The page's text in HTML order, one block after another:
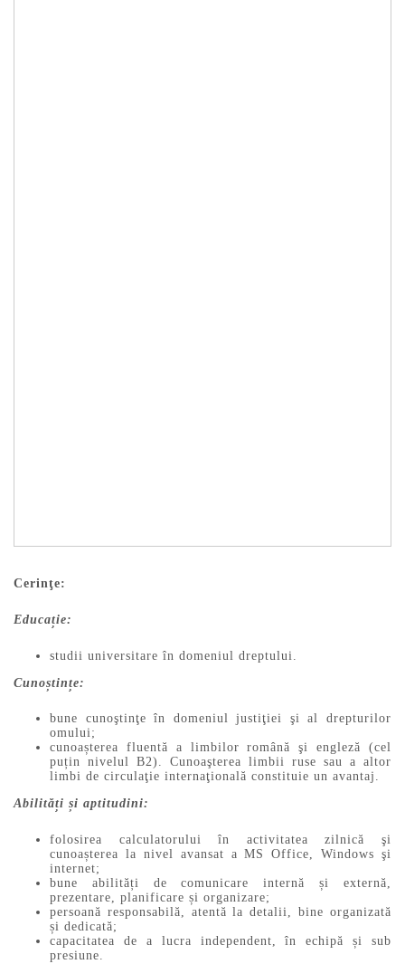
Cerinţe:
Educație:
studii universitare în domeniul dreptului.
Cunoștințe:
bune cunoştinţe în domeniul justiţiei şi al drepturilor
omului;
cunoașterea fluentă a limbilor română şi engleză (cel
puțin nivelul B2). Cunoaşterea limbii ruse sau a altor
limbi de circulaţie internaţională constituie un avantaj.
Abilități și aptitudini:
folosirea calculatorului în activitatea zilnică şi
cunoașterea la nivel avansat a MS Office, Windows şi
internet;
bune abilități de comunicare internă și externă,
prezentare, planificare și organizare;
persoană responsabilă, atentă la detalii, bine organizată
și dedicată;
capacitatea de a lucra independent, în echipă și sub
presiune.